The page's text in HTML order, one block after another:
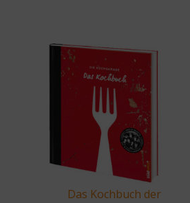
Das Kochbuch der